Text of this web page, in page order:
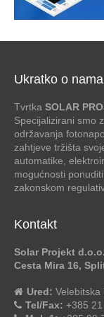
Ukratko o nama
Tvrtka SOLAR
Specijalizirani smo
održavanja
zahtjeve tržišta
automatike,
mogućnosti
zakonskom
Kontakt
Solar Projekt d.o.o.
Cesta Mira 16,
Ured: Velebitska
Tel/Fax: +385